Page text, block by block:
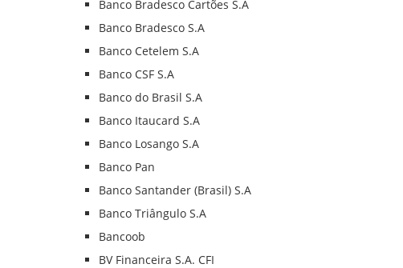
Banco Bradesco Cartões S.A
Banco Bradesco S.A
Banco Cetelem S.A
Banco CSF S.A
Banco do Brasil S.A
Banco Itaucard S.A
Banco Losango S.A
Banco Pan
Banco Santander (Brasil) S.A
Banco Triângulo S.A
Bancoob
BV Financeira S.A. CFI